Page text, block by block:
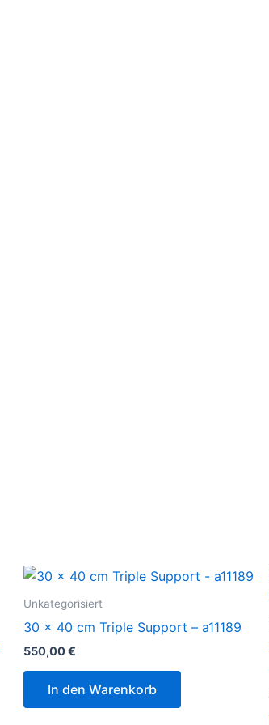
Unkategorisiert
30 x 40 cm Triple Support – a11189
550,00€
In den Warenkorb